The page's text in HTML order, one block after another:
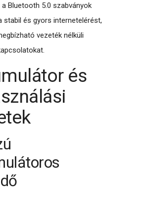
a Bluetooth 5.0 szabványok
stabil és gyors internetelérést,
vezeték nélküli
és